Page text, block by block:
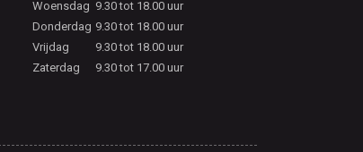
Woensdag 9.30 tot 18.00 uur
Donderdag 9.30 tot 18.00 uur
Vrijdag
9.30 tot 18.00 uur
Zaterdag
9.30 tot 17.00 uur